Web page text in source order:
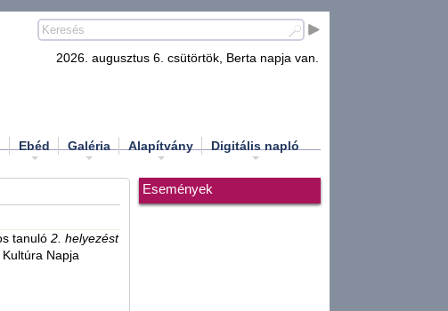
2026. augusztus 6. csütörtök, Berta napja van.
Ebéd Galéria Alapítvány Digitális napló
tanuló 2. helyezést
Napja
Események